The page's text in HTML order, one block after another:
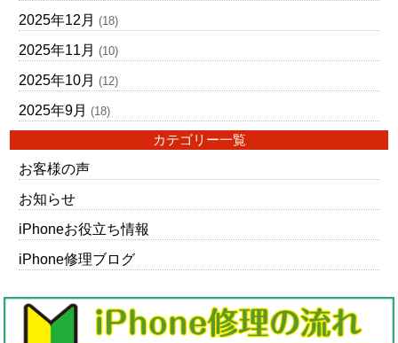
2025年12月 (18)
2025年11月 (10)
2025年10月 (12)
2025年9月 (18)
カテゴリー一覧
お客様の声
お知らせ
iPhoneお役立ち情報
iPhone修理ブログ